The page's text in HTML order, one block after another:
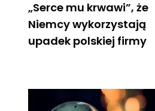
„Serce mu krwawi”, że
Niemcy wykorzystają
upadek polskiej firmy